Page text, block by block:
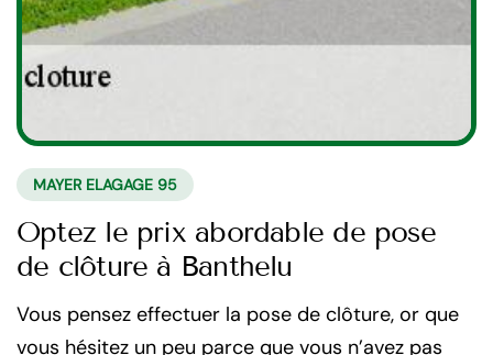
MAYER ELAGAGE 95
Optez le prix abordable de pose
de clôture à Banthelu
Vous pensez effectuer la pose de clôture, or que
vous hésitez un peu parce que vous n’avez pas